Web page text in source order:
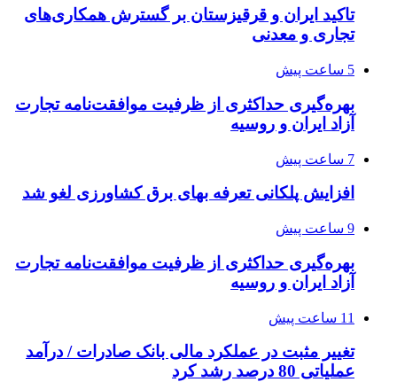
تاکید ایران و قرقیزستان بر گسترش همکاری‌های
تجاری و معدنی
5 ساعت پیش
بهره‌گیری حداکثری از ظرفیت موافقت‌نامه تجارت
آزاد ایران و روسیه
7 ساعت پیش
افزایش پلکانی تعرفه بهای برق کشاورزی لغو شد
9 ساعت پیش
بهره‌گیری حداکثری از ظرفیت موافقت‌نامه تجارت
آزاد ایران و روسیه
11 ساعت پیش
تغییر مثبت در عملکرد مالی بانک صادرات / درآمد
عملیاتی 80 درصد رشد کرد